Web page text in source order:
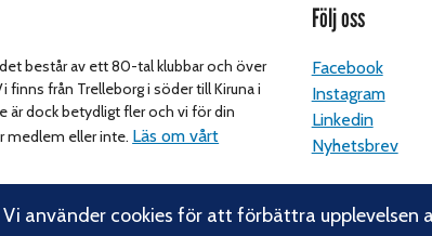
består av ett 80-tal klubbar och över
från Trelleborg i söder till Kiruna i
är dock betydligt fler och vi för din
medlem eller inte. Läs om vårt
Följ oss
Facebook
Instagram
Linkedin
Nyhetsbrev
Vi använder cookies för att förbättra